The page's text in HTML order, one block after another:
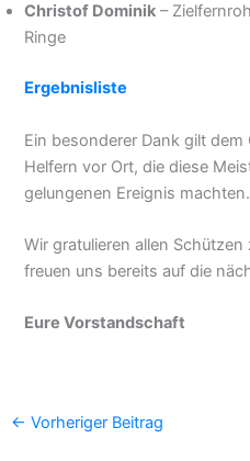
Christof Dominik –
Ringe
Ergebnisliste
Ein besonderer Dank gilt
Helfern vor Ort, die diese
gelungenen Ereignis machten.
Wir gratulieren allen
freuen uns bereits auf die
Eure Vorstandschaft
← Vorheriger Beitrag